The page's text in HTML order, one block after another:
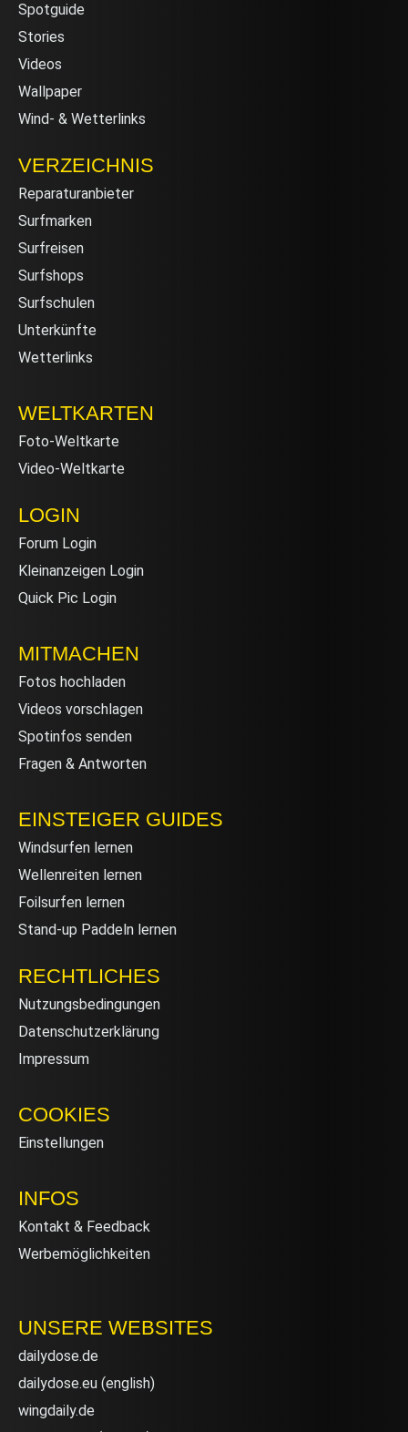
Spotguide
Stories
Videos
Wallpaper
Wind- & Wetterlinks
VERZEICHNIS
Reparaturanbieter
Surfmarken
Surfreisen
Surfshops
Surfschulen
Unterkünfte
Wetterlinks
WELTKARTEN
Foto-Weltkarte
Video-Weltkarte
LOGIN
Forum Login
Kleinanzeigen Login
Quick Pic Login
MITMACHEN
Fotos hochladen
Videos vorschlagen
Spotinfos senden
Fragen & Antworten
EINSTEIGER GUIDES
Windsurfen lernen
Wellenreiten lernen
Foilsurfen lernen
Stand-up Paddeln lernen
RECHTLICHES
Nutzungsbedingungen
Datenschutzerklärung
Impressum
COOKIES
Einstellungen
INFOS
Kontakt & Feedback
Werbemöglichkeiten
UNSERE WEBSITES
dailydose.de
dailydose.eu (english)
wingdaily.de